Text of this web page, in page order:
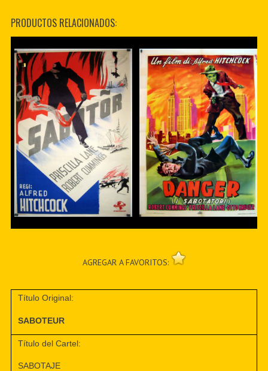
PRODUCTOS RELACIONADOS:
AGREGAR A FAVORITOS:
Título Original:
SABOTEUR
Título del Cartel:
SABOTAJE